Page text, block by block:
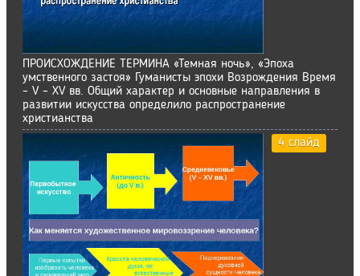
ПРОИСХОЖДЕНИЕ ТЕРМИНА «Темная ночь», «Эпоха
умственного застоя» Гуманисты эпохи Возрождения Время
– V – XV вв. Общий характер и основные направления в
развитии искусства определило распространение
христианства
4 слайд